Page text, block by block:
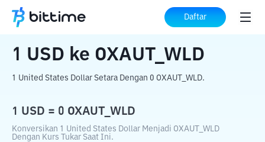
Daftar
Beranda Konverter Kripto ke OXAUT_WLD
1 USD ke OXAUT_WLD
1 United States Dollar Setara Dengan 0 OXAUT_WLD.
1 USD = 0 OXAUT_WLD
Konversikan 1 United States Dollar Menjadi OXAUT_WLD
Dengan Kurs Tukar Saat Ini.